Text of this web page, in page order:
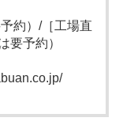
約）/［工場直
要予約）